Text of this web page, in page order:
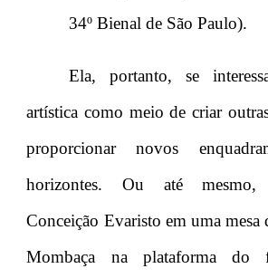
34º Bienal de São Paulo).
Ela, portanto, se
artística como meio de criar
proporcionar novos
horizontes. Ou até
Conceição Evaristo em uma
Mombaça na plataforma do